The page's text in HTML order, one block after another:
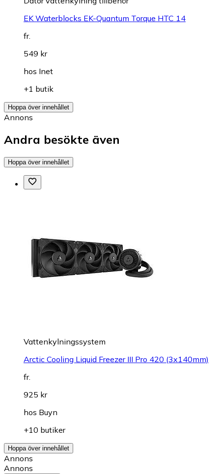
EK Waterblocks EK-Quantum Torque HTC 14
fr.
549 kr
hos Inet
+1 butik
Hoppa över innehållet
Annons
Andra besökte även
Hoppa över innehållet
Vattenkylningssystem
Arctic Cooling Liquid Freezer III Pro 420 (3x140mm)
fr.
925 kr
hos Buyn
+10 butiker
Hoppa över innehållet
Annons
Annons